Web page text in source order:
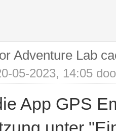
Adventure Lab
05-2023, 14:05
App GPS